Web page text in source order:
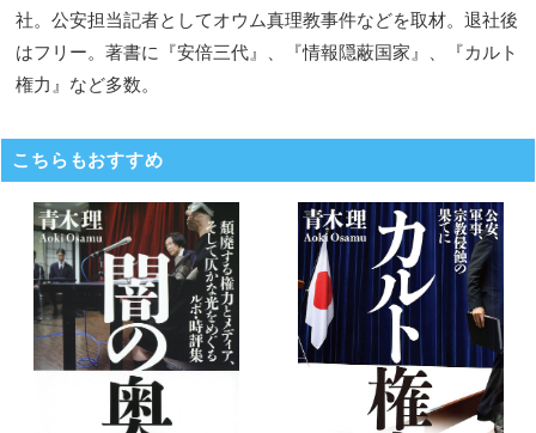
社。公安担当記者としてオウム真理教事件などを取材。退社後
はフリー。著書に『安倍三代』、『情報隠蔽国家』、『カルト
権力』など多数。
こちらもおすすめ